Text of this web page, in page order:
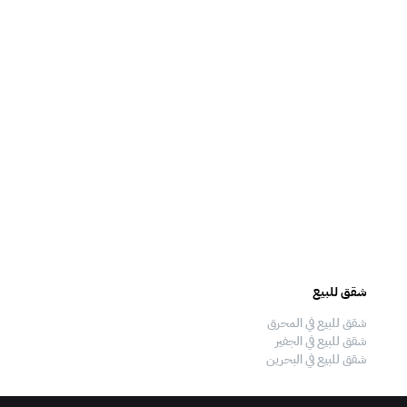
شقق للبيع
شقق للبيع في المحرق
شقق للبيع في الجفير
شقق للبيع في البحرين